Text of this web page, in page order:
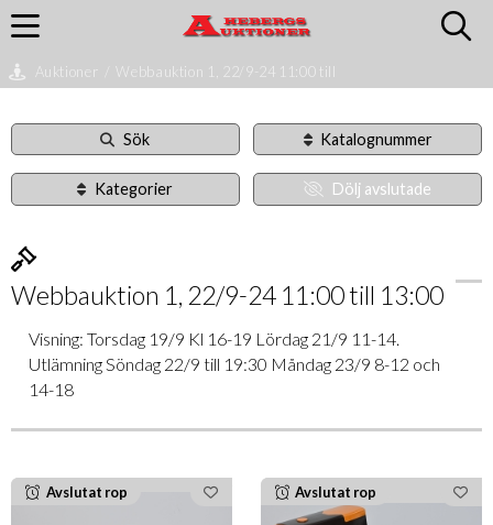
Auktioner Webbauktion 1, 22/9-24 11:00 till
Sök Katalognummer
Kategorier Dölj avslutade
Webbauktion 1, 22/9-24 11:00 till 13:00
Visning: Torsdag 19/9 Kl 16-19 Lördag 21/9 11-14.
Utlämning Söndag 22/9 till 19:30 Måndag 23/9 8-12 och
14-18
Avslutat rop Avslutat rop